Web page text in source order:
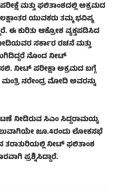
ಮತ್ತು ಫಲಿತಾಂಶದಲ್ಲಿ ಅಕ್ರಮದ
ಯುವಕರು ತಮ್ಮ ಭವಿಷ್ಯ
ಈ ಕುರಿತು ಆಕ್ರೋಶ ವ್ಯಕ್ತಪಡಿಸಿದ
ಸರ್ಕಾರ ರಚನೆ ಮತ್ತು
ನೊಂದ ನೀಟ್
ನೀಟ್ ಪರೀಕ್ಷಾ ಅಕ್ರಮದ ಬಗ್ಗೆ
ನರೇಂದ್ರ ಮೋದಿ ಅವರನ್ನು
ನೀಡಿರುವ ಸಿಎಂ ಸಿದ್ದರಾಮಯ್ಯ
ಜೂ.4ರಂದು ಲೋಕಸಭೆ
ತರಾತುರಿಯಲ್ಲಿ ನೀಟ್ ಫಲಿತಾಂಶ
ಪ್ರಶ್ನಿಸಿದ್ದಾರೆ.